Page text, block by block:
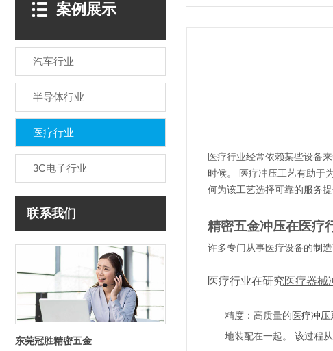
案例展示
汽车行业
半导体行业
医疗行业
3C电子行业
联系我们
东莞冠胜精密五金
医疗行业经常依赖某些设备来
时候。
医疗冲压工艺有助于
何为该工艺选择可靠的服务提
精密五金冲压在医疗
许多专门从事医疗设备的制
医疗行业在研究医疗器械
精度：高质量的 医疗冲压
地装配在一起。
该过程